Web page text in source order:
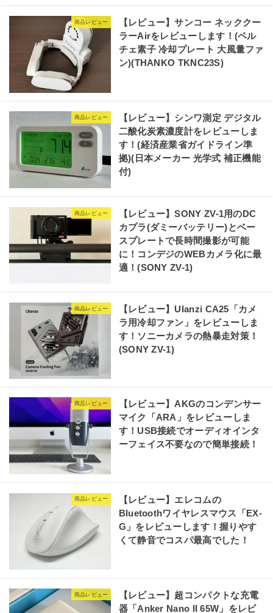
商品レビュー
【レビュー】サンコー ネッククー
ラーAirをレビューします！(ペル
チェ素子 冷却プレート 大風量ファ
ン)(THANKO TKNC23S)
商品レビュー
【レビュー】シンワ測定 デジタル
二酸化炭素濃度計をレビューしま
す！(経済産業省ガイドライン準
拠)(日本メーカー 光学式 補正機能
付)
商品レビュー
【レビュー】SONY ZV-1用のDC
カプラ(ダミーバッテリー)とベー
スプレートで長時間撮影が可能
に！コンデジのWEBカメラ化に最
適！(SONY ZV-1)
商品レビュー
【レビュー】Ulanzi CA25「カメ
ラ用冷却ファン」をレビューしま
す！ソニーカメラの熱暴走対策！
(SONY ZV-1)
商品レビュー
【レビュー】AKGのコンデンサー
マイク「ARA」をレビューしま
す！USB接続でオーディオインタ
ーフェイス不要なので簡単接続！
商品レビュー
【レビュー】エレコムの
Bluetoothワイヤレスマウス「EX-
G」をレビューします！握りやす
くて静音でコスパ最高でした！
商品レビュー
【レビュー】超コンパクトな充電
器「Anker Nano II 65W」をレビ